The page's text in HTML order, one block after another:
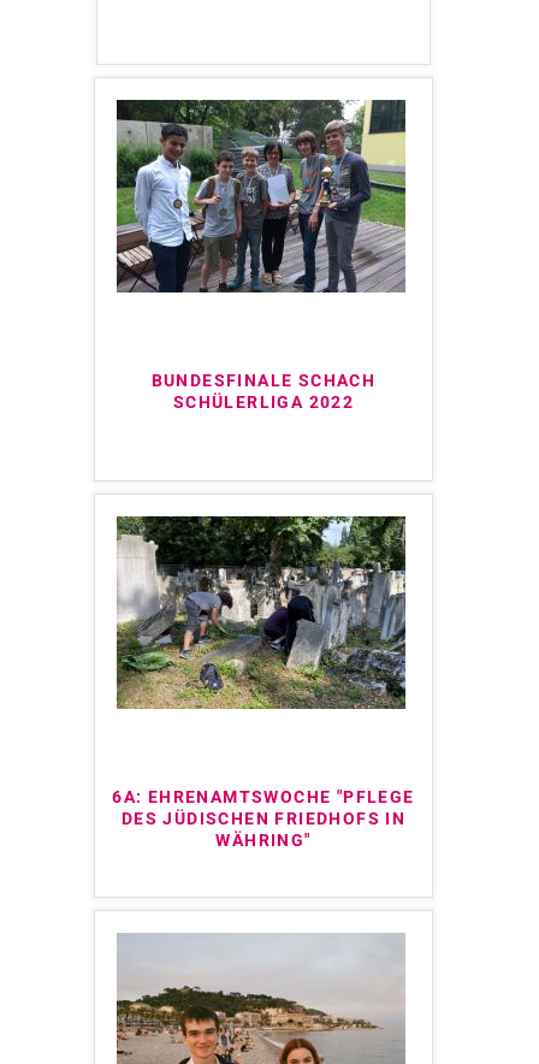
BUNDESFINALE SCHACH
SCHÜLERLIGA 2022
6A: EHRENAMTSWOCHE "PFLEGE
DES JÜDISCHEN FRIEDHOFS IN
WÄHRING"